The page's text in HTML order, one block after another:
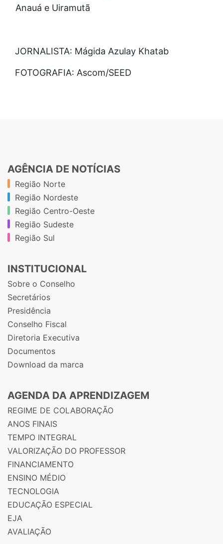
Anauá e Uiramutã
JORNALISTA: Mágida Azulay Khatab
FOTOGRAFIA: Ascom/SEED
AGÊNCIA DE NOTÍCIAS
Região Norte
Região Nordeste
Região Centro-Oeste
Região Sudeste
Região Sul
INSTITUCIONAL
Sobre o Conselho
Secretários
Presidência
Conselho Fiscal
Diretoria Executiva
Documentos
Download da marca
AGENDA DA APRENDIZAGEM
REGIME DE COLABORAÇÃO
ANOS FINAIS
TEMPO INTEGRAL
VALORIZAÇÃO DO PROFESSOR
FINANCIAMENTO
ENSINO MÉDIO
TECNOLOGIA
EDUCAÇÃO ESPECIAL
EJA
AVALIAÇÃO